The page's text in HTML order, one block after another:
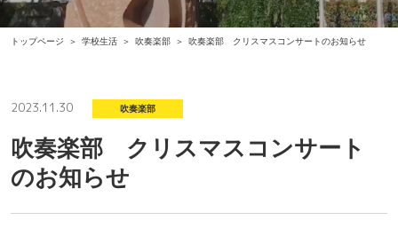
トップページ 学校生活 吹奏楽部 吹奏楽部 クリスマスコンサートのお知らせ
2023.11.30 吹奏楽部
吹奏楽部 クリスマスコンサート
のお知らせ